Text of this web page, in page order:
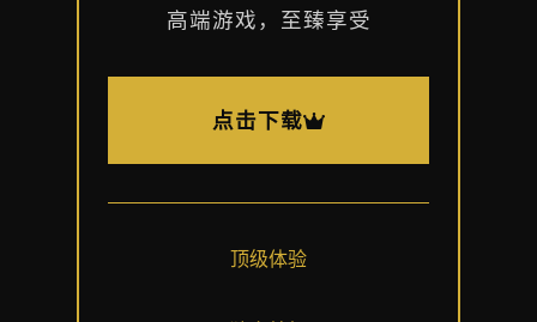
高端游戏，至臻享受
点击下载
顶级体验